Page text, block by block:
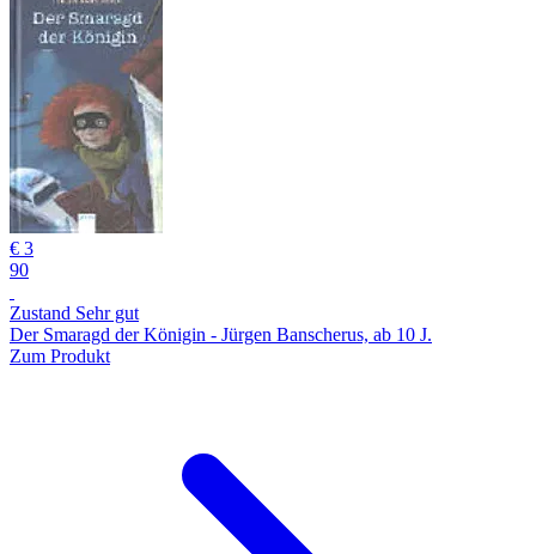
€ 3
90
Zustand Sehr gut
Der Smaragd der Königin - Jürgen Banscherus, ab 10 J.
Zum Produkt